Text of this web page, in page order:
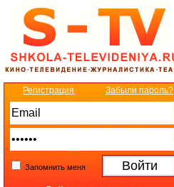
Регистрация Забыли пароль?
Запомнить меня